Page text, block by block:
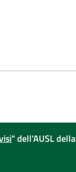
" dell'AUSL della